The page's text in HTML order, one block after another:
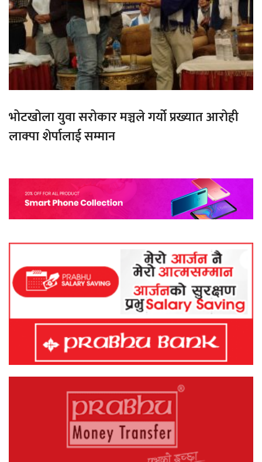
भोटखोला युवा सरोकार मञ्चले गर्यो प्रख्यात आरोही
लाक्पा शेर्पालाई सम्मान